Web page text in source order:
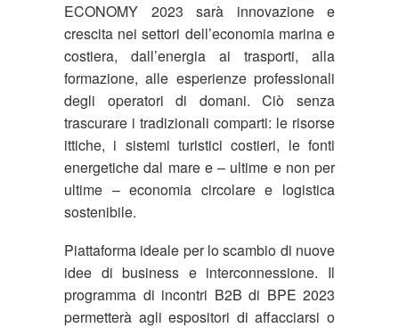
ECONOMY 2023 sarà innovazione e
crescita nei settori dell’economia marina e
costiera, dall’energia ai trasporti, alla
formazione, alle esperienze professionali
degli operatori di domani. Ciò senza
trascurare i tradizionali comparti: le risorse
ittiche, i sistemi turistici costieri, le fonti
energetiche dal mare e – ultime e non per
ultime – economia circolare e logistica
sostenibile.
Piattaforma ideale per lo scambio di nuove
idee di business e interconnessione. Il
programma di incontri B2B di BPE 2023
permetterà agli espositori di affacciarsi o